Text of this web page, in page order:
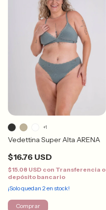
Vedettina Super Alta ARENA
$16.76 USD
$15.08 USD con Transferencia o
depósito bancario
¡Solo quedan 2 en stock!
+1
Comprar